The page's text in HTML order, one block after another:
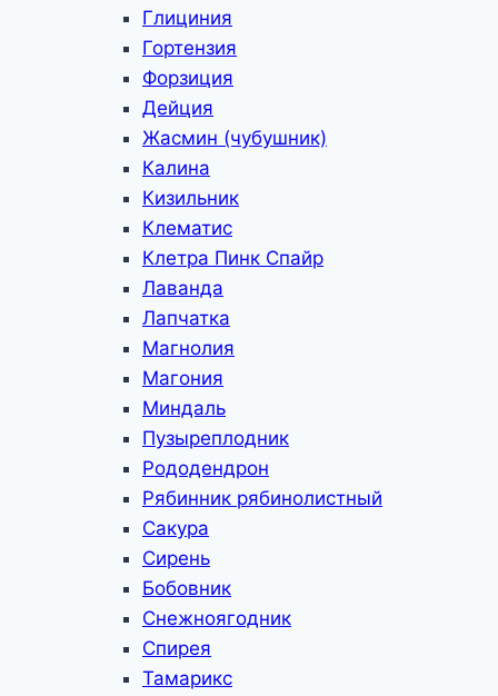
Глициния
Гортензия
Форзиция
Дейция
Жасмин (чубушник)
Калина
Кизильник
Клематис
Клетра Пинк Спайр
Лаванда
Лапчатка
Магнолия
Магония
Миндаль
Пузыреплодник
Рододендрон
Рябинник рябинолистный
Сакура
Сирень
Бобовник
Снежноягодник
Спирея
Тамарикс